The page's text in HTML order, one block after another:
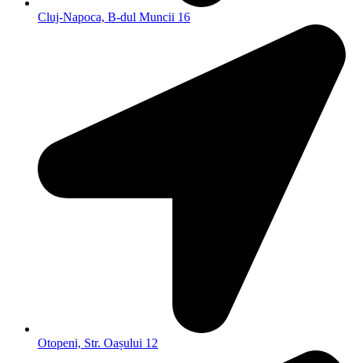
Cluj-Napoca, B-dul Muncii 16
Otopeni, Str. Oașului 12